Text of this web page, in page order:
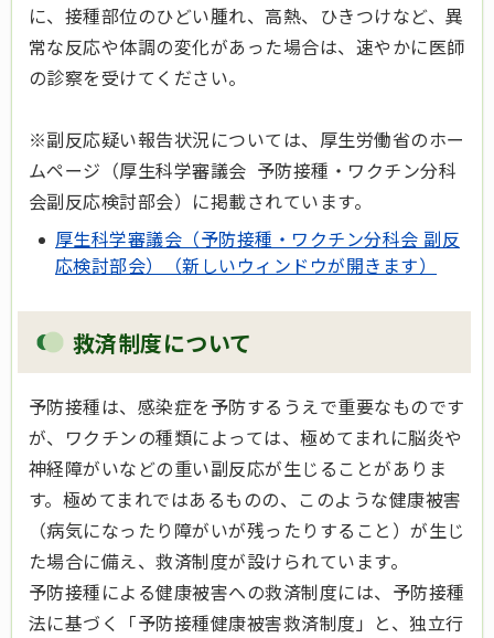
に、接種部位のひどい腫れ、高熱、ひきつけなど、異
常な反応や体調の変化があった場合は、速やかに医師
の診察を受けてください。
※副反応疑い報告状況については、厚生労働省のホー
ムページ（厚生科学審議会 予防接種・ワクチン分科
会副反応検討部会）に掲載されています。
厚生科学審議会（予防接種・ワクチン分科会 副反
応検討部会）（新しいウィンドウが開きます）
救済制度について
予防接種は、感染症を予防するうえで重要なものです
が、ワクチンの種類によっては、極めてまれに脳炎や
神経障がいなどの重い副反応が生じることがありま
す。極めてまれではあるものの、このような健康被害
（病気になったり障がいが残ったりすること）が生じ
た場合に備え、救済制度が設けられています。
予防接種による健康被害への救済制度には、予防接種
法に基づく「予防接種健康被害救済制度」と、独立行